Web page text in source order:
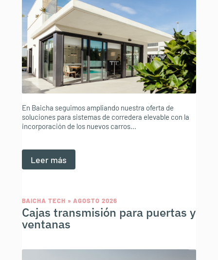
En Baicha seguimos ampliando nuestra oferta de
soluciones para sistemas de corredera elevable con la
incorporación de los nuevos carros...
Leer más
BAICHA TECH » AGOSTO 2026
Cajas transmisión para puertas y
ventanas